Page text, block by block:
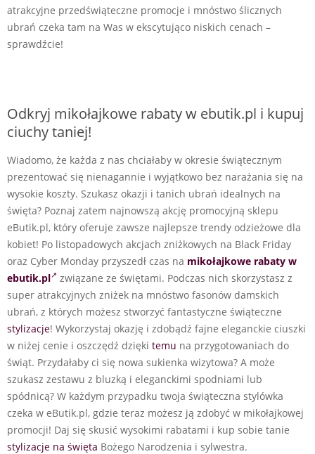
atrakcyjne przedświąteczne promocje i mnóstwo ślicznych
ubrań czeka tam na Was w ekscytująco niskich cenach –
sprawdźcie!
Odkryj mikołajkowe rabaty w ebutik.pl i kupuj
ciuchy taniej!
Wiadomo, że każda z nas chciałaby w okresie świątecznym
prezentować się nienagannie i wyjątkowo bez narażania się na
wysokie koszty. Szukasz okazji i tanich ubrań idealnych na
święta? Poznaj zatem najnowszą akcję promocyjną sklepu
eButik.pl, który oferuje zawsze najlepsze trendy odzieżowe dla
kobiet! Po listopadowych akcjach zniżkowych na Black Friday
oraz Cyber Monday przyszedł czas na mikołajkowe rabaty w
ebutik.pl
związane ze świętami. Podczas nich skorzystasz z
super atrakcyjnych zniżek na mnóstwo fasonów damskich
ubrań, z których możesz stworzyć fantastyczne świąteczne
stylizacje! Wykorzystaj okazję i zdobądź fajne eleganckie ciuszki
w niżej cenie i oszczędź dzięki temu na przygotowaniach do
świąt. Przydałaby ci się nowa sukienka wizytowa? A może
szukasz zestawu z bluzką i eleganckimi spodniami lub
spódnicą? W każdym przypadku twoja świąteczna stylówka
czeka w eButik.pl, gdzie teraz możesz ją zdobyć w mikołajkowej
promocji! Daj się skusić wysokimi rabatami i kup sobie tanie
stylizacje na święta Bożego Narodzenia i sylwestra.